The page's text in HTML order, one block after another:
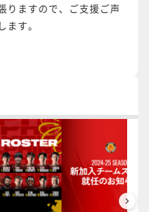
りますので、ご支援ご声
す。
keyboard_arrow_right